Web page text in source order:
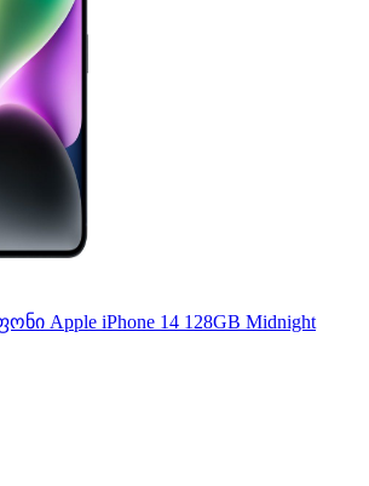
Apple iPhone 14 128GB Midnight